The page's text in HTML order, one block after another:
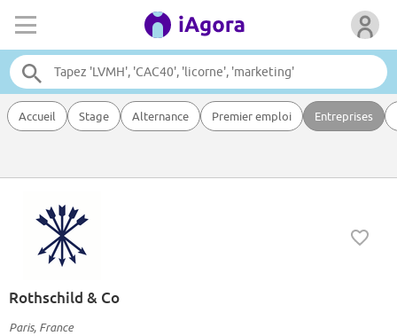
Accueil Stage Alternance Premier emploi Entreprises
Rothschild & Co
Paris, France